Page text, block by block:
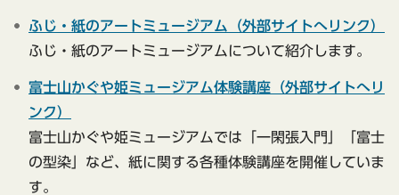
ふじ・紙のアートミュージアム（外部サイトへリンク）
ふじ・紙のアートミュージアムについて紹介します。
富士山かぐや姫ミュージアム体験講座（外部サイトへリ
ンク）
富士山かぐや姫ミュージアムでは「一閑張入門」「富士
の型染」など、紙に関する各種体験講座を開催していま
す。